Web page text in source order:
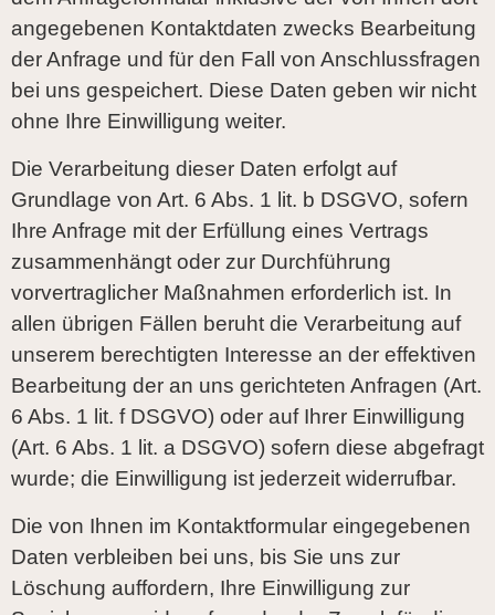
angegebenen Kontaktdaten zwecks Bearbeitung
der Anfrage und für den Fall von Anschlussfragen
bei uns gespeichert. Diese Daten geben wir nicht
ohne Ihre Einwilligung weiter.
Die Verarbeitung dieser Daten erfolgt auf
Grundlage von Art. 6 Abs. 1 lit. b DSGVO, sofern
Ihre Anfrage mit der Erfüllung eines Vertrags
zusammenhängt oder zur Durchführung
vorvertraglicher Maßnahmen erforderlich ist. In
allen übrigen Fällen beruht die Verarbeitung auf
unserem berechtigten Interesse an der effektiven
Bearbeitung der an uns gerichteten Anfragen (Art.
6 Abs. 1 lit. f DSGVO) oder auf Ihrer Einwilligung
(Art. 6 Abs. 1 lit. a DSGVO) sofern diese abgefragt
wurde; die Einwilligung ist jederzeit widerrufbar.
Die von Ihnen im Kontaktformular eingegebenen
Daten verbleiben bei uns, bis Sie uns zur
Löschung auffordern, Ihre Einwilligung zur